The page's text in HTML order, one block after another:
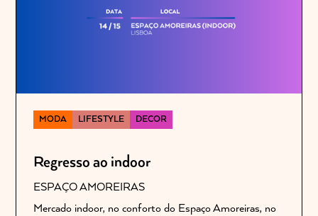
MODA LIFESTYLE DECOR
Regresso ao indoor
ESPAÇO AMOREIRAS
Mercado indoor, no conforto do Espaço Amoreiras, no